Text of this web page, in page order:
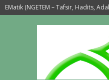
(NGETEM – Tafsir, Hadits,